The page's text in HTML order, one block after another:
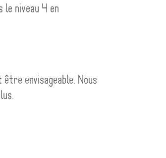
le niveau 4 en
envisageable. Nous